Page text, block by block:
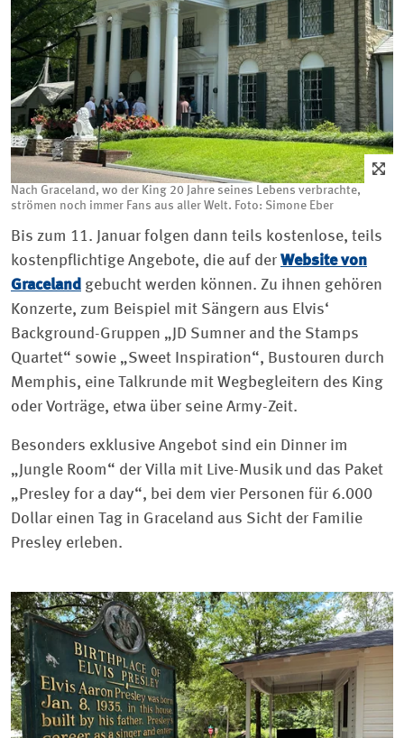
Nach Graceland, wo der King 20 Jahre seines Lebens verbrachte,
strömen noch immer Fans aus aller Welt. Foto: Simone Eber
Bis zum 11. Januar folgen dann teils kostenlose, teils
kostenpflichtige Angebote, die auf der Website von
Graceland gebucht werden können. Zu ihnen gehören
Konzerte, zum Beispiel mit Sängern aus Elvis‘
Background-Gruppen „JD Sumner and the Stamps
Quartet“ sowie „Sweet Inspiration“, Bustouren durch
Memphis, eine Talkrunde mit Wegbegleitern des King
oder Vorträge, etwa über seine Army-Zeit.
Besonders exklusive Angebot sind ein Dinner im
„Jungle Room“ der Villa mit Live-Musik und das Paket
„Presley for a day“, bei dem vier Personen für 6.000
Dollar einen Tag in Graceland aus Sicht der Familie
Presley erleben.